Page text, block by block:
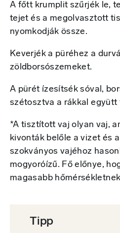
A főtt krumplit szűrjék le,
tejet és a megolvasztott
nyomkodják össze.
Keverjék a püréhez a
zöldborsószemeket.
A pürét ízesítsék sóval,
szétosztva a rákkal együtt
*A tisztított vaj olyan vaj,
kivonták belőle a vizet és
szokványos vajéhoz
mogyoróízű. Fő előnye,
magasabb
Tipp